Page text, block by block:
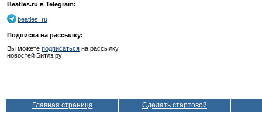
Beatles.ru в Telegram:
beatles_ru
Подписка на рассылку:
Вы можете подписаться на рассылку
новостей Битлз.ру
Главная страница Сделать стартовой